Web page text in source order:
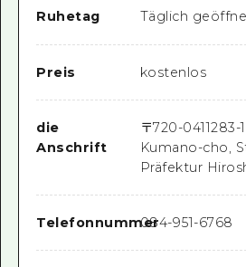
Ruhetag Täglich
Preis kostenlos
die
Anschrift
〒720-0411283-
Kumano-cho,
Präfektur
Telefonnummer084-951-6768